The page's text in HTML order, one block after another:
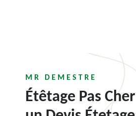
MR DEMESTRE
Étêtage Pas